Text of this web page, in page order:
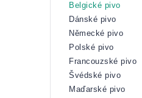
Belgické pivo
Dánské pivo
Německé pivo
Polské pivo
Francouzské pivo
Švédské pivo
Maďarské pivo